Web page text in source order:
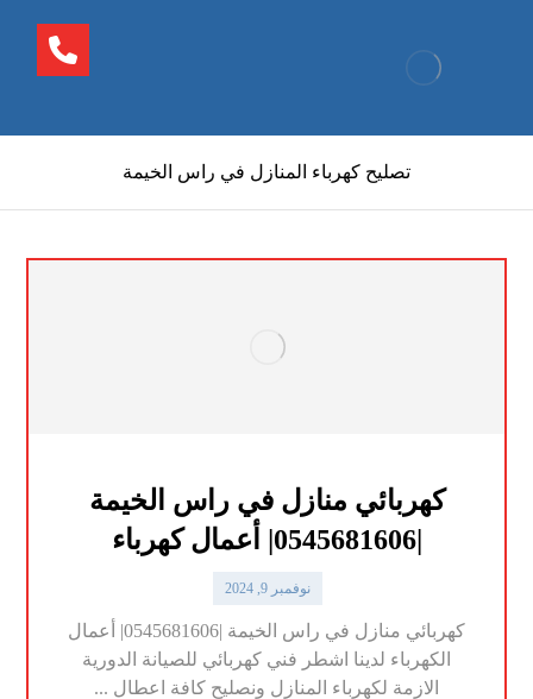
تصليح كهرباء المنازل في راس الخيمة
كهربائي منازل في راس الخيمة
|0545681606| أعمال كهرباء
نوفمبر 9, 2024
كهربائي منازل في راس الخيمة |0545681606| أعمال
الكهرباء لدينا اشطر فني كهربائي للصيانة الدورية
الازمة لكهرباء المنازل ونصليح كافة اعطال ...